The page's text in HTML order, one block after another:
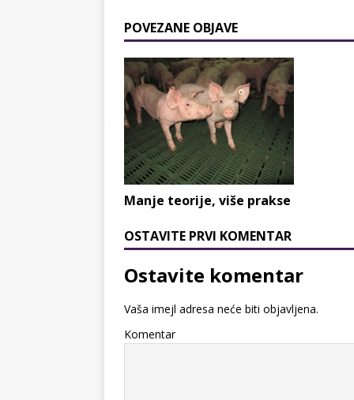
POVEZANE OBJAVE
Manje teorije, više prakse
OSTAVITE PRVI KOMENTAR
Ostavite komentar
Vaša imejl adresa neće biti objavljena.
Komentar